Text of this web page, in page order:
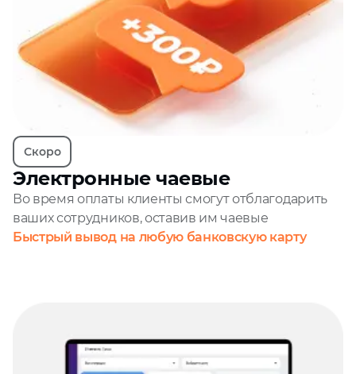
Скоро
Электронные чаевые
Во время оплаты клиенты смогут отблагодарить
ваших сотрудников, оставив им чаевые
Быстрый вывод на любую банковскую карту